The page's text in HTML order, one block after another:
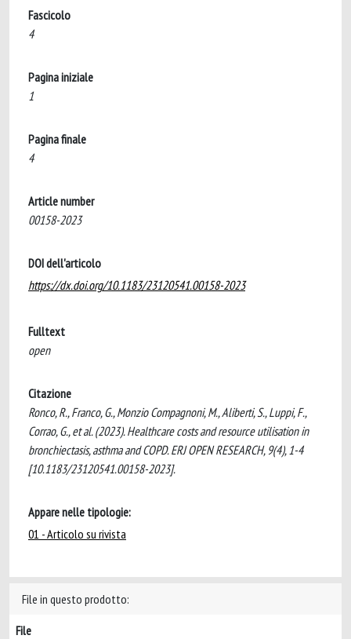
Fascicolo
4
Pagina iniziale
1
Pagina finale
4
Article number
00158-2023
DOI dell'articolo
https://dx.doi.org/10.1183/23120541.00158-2023
Fulltext
open
Citazione
Ronco, R., Franco, G., Monzio Compagnoni, M., Aliberti, S., Luppi, F.,
Corrao, G., et al. (2023). Healthcare costs and resource utilisation in
bronchiectasis, asthma and COPD. ERJ OPEN RESEARCH, 9(4), 1-4
[10.1183/23120541.00158-2023].
Appare nelle tipologie:
01 - Articolo su rivista
File in questo prodotto:
File